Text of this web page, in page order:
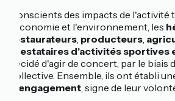
Conscients des impacts de
l'économie et l'environnement, les
restaurateurs, producteurs,
prestataires d'activités sportives
décidé d'agir de concert, par le biais
collective. Ensemble, ils ont établi
d'engagement, signe de leur